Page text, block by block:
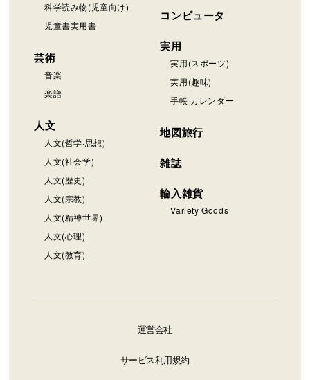
科学読み物(児童向け)
児童書実用書
芸術
音楽
楽譜
人文
人文(哲学·思想)
人文(社会学)
人文(歴史)
人文(宗教)
人文(精神世界)
人文(心理)
人文(教育)
コンピュータ
実用
実用(スポーツ)
実用(趣味)
手帳·カレンダー
地図旅行
雑誌
輸入雑貨
Variety Goods
運営会社
サービス利用規約